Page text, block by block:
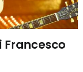
Francesco